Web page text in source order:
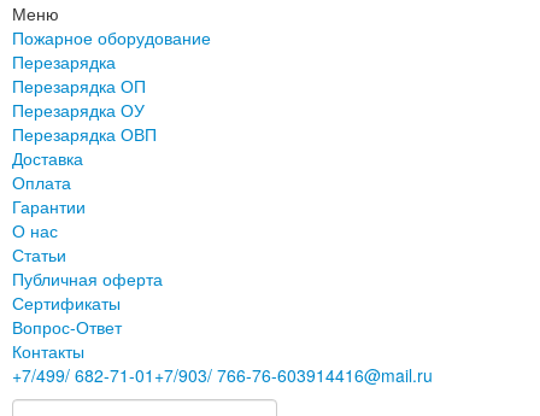
Меню
Пожарное оборудование
Перезарядка
Перезарядка ОП
Перезарядка ОУ
Перезарядка ОВП
Доставка
Оплата
Гарантии
О нас
Статьи
Публичная оферта
Сертификаты
Вопрос-Ответ
Контакты
+7/499/ 682-71-01 +7/903/ 766-76-603914416@mail.ru